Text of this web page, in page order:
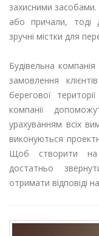
захисними
або причали, тоді
зручні містки для
Будівельна
замовлення
берегової
компанії
урахуванням всіх
виконуються
Щоб створити на
достатньо
отримати відповіді